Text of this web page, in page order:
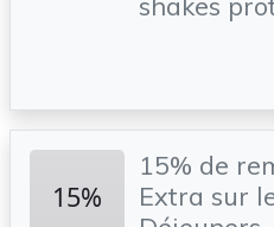
15%
15% de
Extra sur